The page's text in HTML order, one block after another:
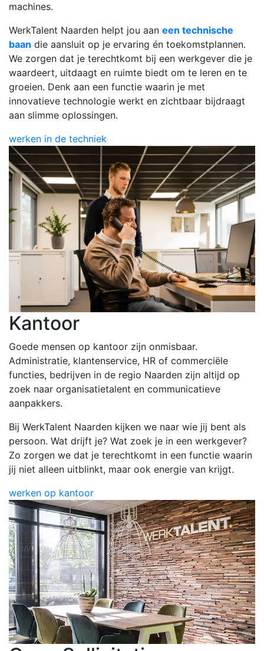
machines.
WerkTalent Naarden helpt jou aan een technische
baan die aansluit op je ervaring én toekomstplannen.
We zorgen dat je terechtkomt bij een werkgever die je
waardeert, uitdaagt en ruimte biedt om te leren en te
groeien. Denk aan een functie waarin je met
innovatieve technologie werkt en zichtbaar bijdraagt
aan slimme oplossingen.
werken in de techniek
Kantoor
Goede mensen op kantoor zijn onmisbaar.
Administratie, klantenservice, HR of commerciële
functies, bedrijven in de regio Naarden zijn altijd op
zoek naar organisatietalent en communicatieve
aanpakkers.
Bij WerkTalent Naarden kijken we naar wie jij bent als
persoon. Wat drijft je? Wat zoek je in een werkgever?
Zo zorgen we dat je terechtkomt in een functie waarin
jij niet alleen uitblinkt, maar ook energie van krijgt.
werken op kantoor